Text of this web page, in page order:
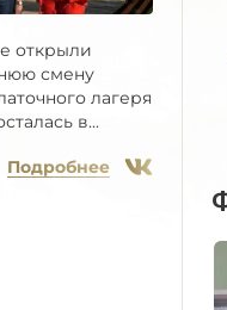
открыли
смену
лагеря
в...
Подробнее